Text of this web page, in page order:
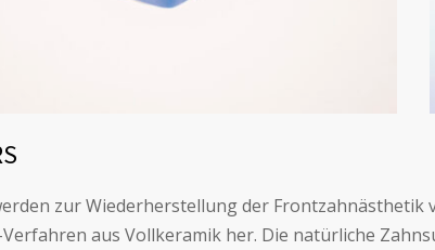
zur Wiederherstellung der Frontzahnästhetik
Verfahren aus Vollkeramik her. Die natürliche